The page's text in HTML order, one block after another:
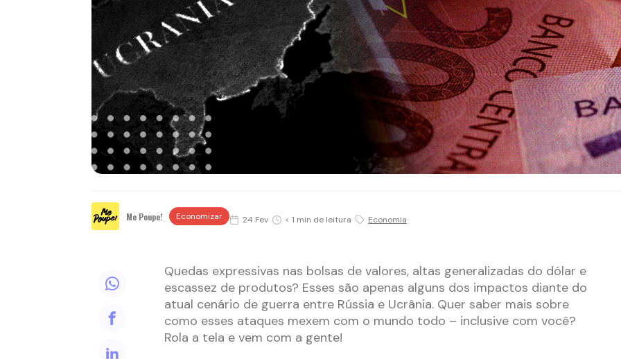
Me Poupe! Economizar 24 Fev < 1 min de leitura Economia
Quedas expressivas nas bolsas de valores, altas generalizadas do dólar e
escassez de produtos? Esses são apenas alguns dos impactos diante do
atual cenário de guerra entre Rússia e Ucrânia. Quer saber mais sobre
como esses ataques mexem com o mundo todo – inclusive com você?
Rola a tela e vem com a gente!